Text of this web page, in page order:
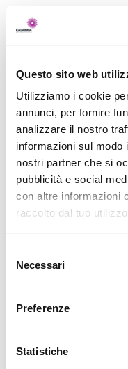
Questo sito web
Utilizziamo i cookie
annunci, per fornire
analizzare il nostro
informazioni sul
nostri partner che si
pubblicità e social
con altre informazioni
raccolto dal tuo
delNecessari
Preferenze
Statistiche